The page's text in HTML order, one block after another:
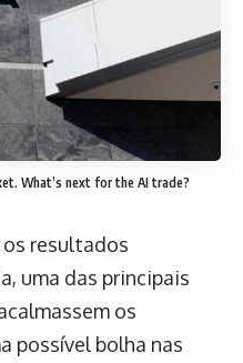
What’s next for the AI trade?
resultados
uma das principais
os
possível bolha nas